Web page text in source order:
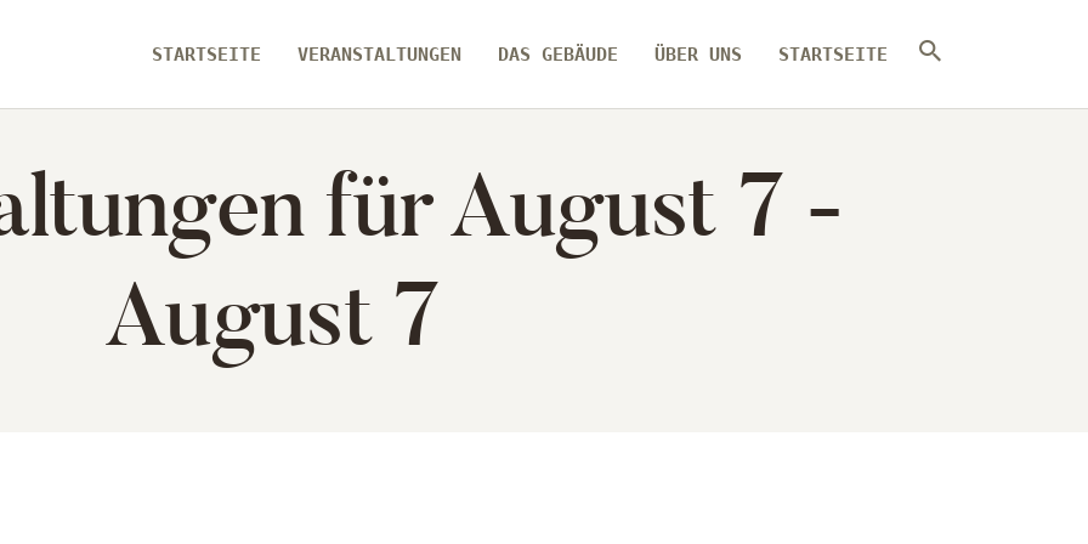
STARTSEITE VERANSTALTUNGEN DAS GEBÄUDE ÜBER UNS STARTSEITE
für August 7 -
August 7
Die Eventlocation im Herzen des Remstals
GEBÄUDE
UNS